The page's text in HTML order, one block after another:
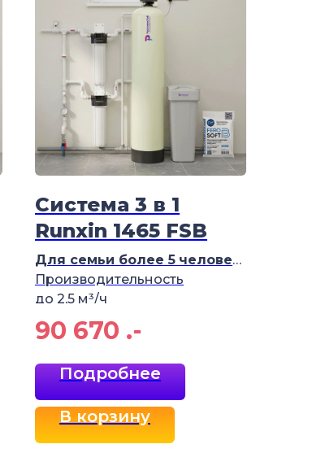
Система 3 в 1
Runxin 1465 FSB
Для семьи более 5 человек
Производительность
до 2,5 м³/ч
90 670 .-
Подробнее
В корзину